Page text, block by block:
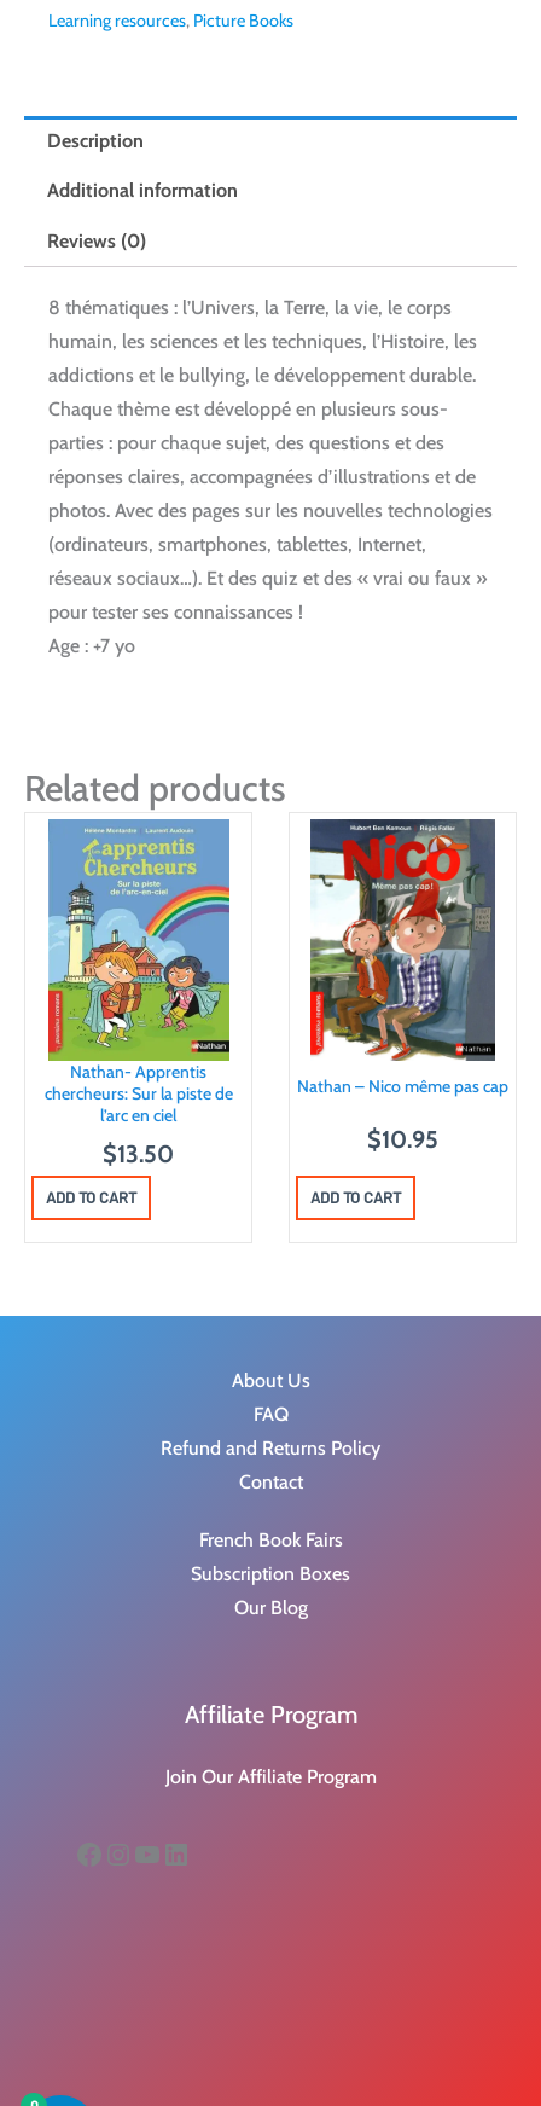
Learning resources, Picture Books
Description
Additional information
Reviews (0)
8 thématiques : l’Univers, la Terre, la vie, le corps
humain, les sciences et les techniques, l’Histoire, les
addictions et le bullying, le développement durable.
Chaque thème est développé en plusieurs sous-
parties : pour chaque sujet, des questions et des
réponses claires, accompagnées d’illustrations et de
photos. Avec des pages sur les nouvelles technologies
(ordinateurs, smartphones, tablettes, Internet,
réseaux sociaux…). Et des quiz et des « vrai ou faux »
pour tester ses connaissances !
Age : +7 yo
Related products
Nathan- Apprentis
chercheurs: Sur la piste de
l’arc en ciel
$13.50
ADD TO CART
Nathan – Nico même pas cap
$10.95
ADD TO CART
About Us
FAQ
Refund and Returns Policy
Contact
French Book Fairs
Subscription Boxes
Our Blog
Affiliate Program
Join Our Affiliate Program
Facebook
Instagram
YouTube
LinkedIn